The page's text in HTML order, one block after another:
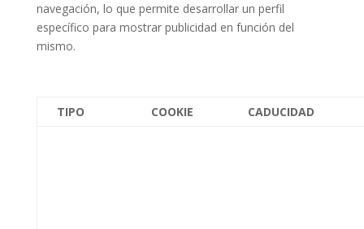
navegación, lo que permite desarrollar un perfil
específico para mostrar publicidad en función del
mismo.
TIPO COOKIE CADUCIDAD